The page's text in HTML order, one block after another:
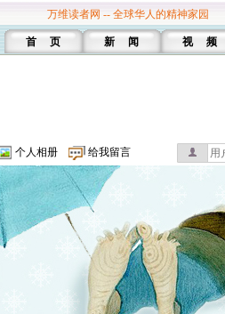
万维读者网 -- 全球华人的精神家园
首 页 新 闻 视 频
个人相册 给我留言